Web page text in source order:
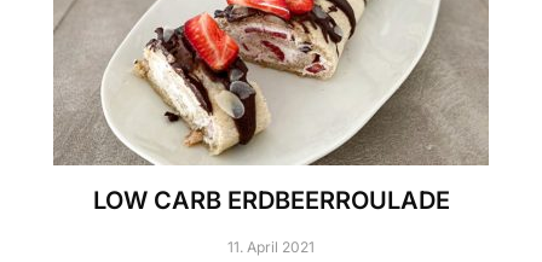
LOW CARB ERDBEERROULADE
11. April 2021